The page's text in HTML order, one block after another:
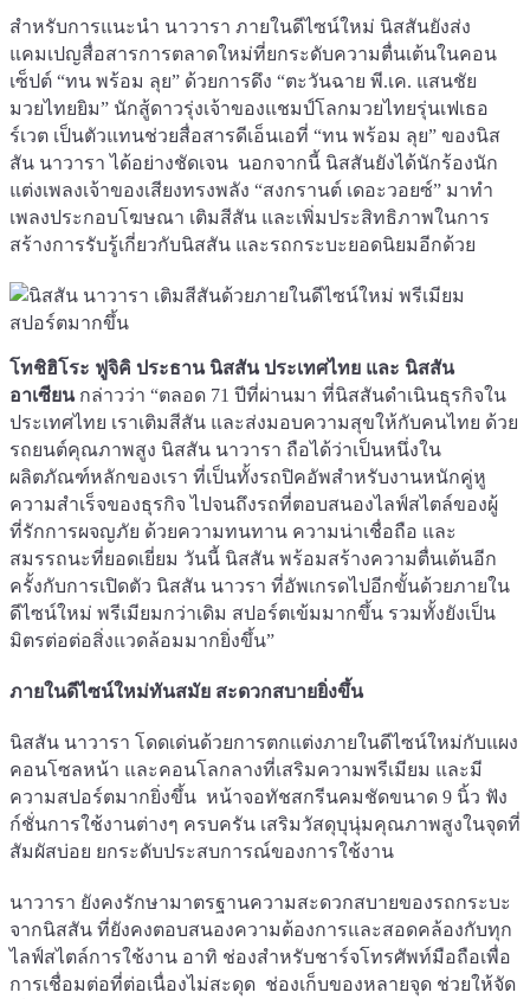
สำหรับการแนะนำ นาวารา ภายในดีไซน์ใหม่ นิสสันยังส่ง
แคมเปญสื่อสารการตลาดใหม่ที่ยกระดับความตื่นเต้นในคอน
เซ็ปต์ “ทน พร้อม ลุย” ด้วยการดึง “ตะวันฉาย พี.เค. แสนชัย
มวยไทยยิม” นักสู้ดาวรุ่งเจ้าของแชมป์โลกมวยไทยรุ่นเฟเธอ
ร์เวต เป็นตัวแทนช่วยสื่อสารดีเอ็นเอที่ “ทน พร้อม ลุย” ของนิส
สัน นาวารา ได้อย่างชัดเจน นอกจากนี้ นิสสันยังได้นักร้องนัก
แต่งเพลงเจ้าของเสียงทรงพลัง “สงกรานต์ เดอะวอยซ์” มาทำ
เพลงประกอบโฆษณา เติมสีสัน และเพิ่มประสิทธิภาพในการ
สร้างการรับรู้เกี่ยวกับนิสสัน และรถกระบะยอดนิยมอีกด้วย
โทชิฮิโระ ฟูจิคิ ประธาน นิสสัน ประเทศไทย และ นิสสัน
อาเซียนกล่าวว่า “ตลอด 71 ปีที่ผ่านมา ที่นิสสันดำเนินธุรกิจใน
ประเทศไทย เราเติมสีสัน และส่งมอบความสุขให้กับคนไทย ด้วย
รถยนต์คุณภาพสูง นิสสัน นาวารา ถือได้ว่าเป็นหนึ่งใน
ผลิตภัณฑ์หลักของเรา ที่เป็นทั้งรถปิคอัพสำหรับงานหนักคู่หู
ความสำเร็จของธุรกิจ ไปจนถึงรถที่ตอบสนองไลฟ์สไตล์ของผู้
ที่รักการผจญภัย ด้วยความทนทาน ความน่าเชื่อถือ และ
สมรรถนะที่ยอดเยี่ยม วันนี้ นิสสัน พร้อมสร้างความตื่นเต้นอีก
ครั้งกับการเปิดตัว นิสสัน นาวรา ที่อัพเกรดไปอีกขั้นด้วยภายใน
ดีไซน์ใหม่ พรีเมียมกว่าเดิม สปอร์ตเข้มมากขึ้น รวมทั้งยังเป็น
มิตรต่อต่อสิ่งแวดล้อมมากยิ่งขึ้น”
ภายในดีไซน์ใหม่ทันสมัย สะดวกสบายยิ่งขึ้น
นิสสัน นาวารา โดดเด่นด้วยการตกแต่งภายในดีไซน์ใหม่กับแผง
คอนโซลหน้า และคอนโลกลางที่เสริมความพรีเมียม และมี
ความสปอร์ตมากยิ่งขึ้น หน้าจอทัชสกรีนคมชัดขนาด 9 นิ้ว ฟัง
ก์ชั่นการใช้งานต่างๆ ครบครัน เสริมวัสดุบุนุ่มคุณภาพสูงในจุดที่
สัมผัสบ่อย ยกระดับประสบการณ์ของการใช้งาน
นาวารา ยังคงรักษามาตรฐานความสะดวกสบายของรถกระบะ
จากนิสสัน ที่ยังคงตอบสนองความต้องการและสอดคล้องกับทุก
ไลฟ์สไตล์การใช้งาน อาทิ ช่องสำหรับชาร์จโทรศัพท์มือถือเพื่อ
การเชื่อมต่อที่ต่อเนื่องไม่สะดุด ช่องเก็บของหลายจุด ช่วยให้จัด